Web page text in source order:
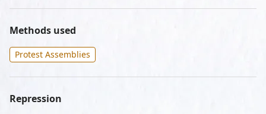
Methods used
Protest Assemblies
Repression